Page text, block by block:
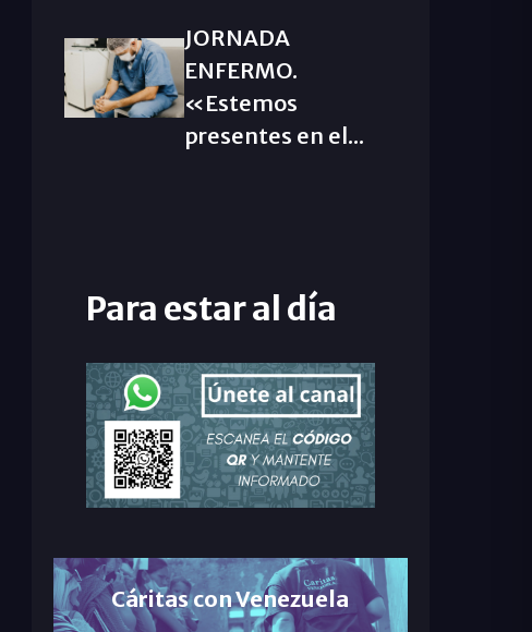
JORNADA
ENFERMO.
«Estemos
presentes en el...
Para estar al día
Cáritas con Venezuela